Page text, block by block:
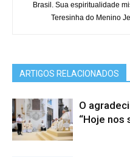
Brasil. Sua espiritualidade
Teresinha do Menino
ARTIGOS RELACIONADOS
O
“Hoje nos